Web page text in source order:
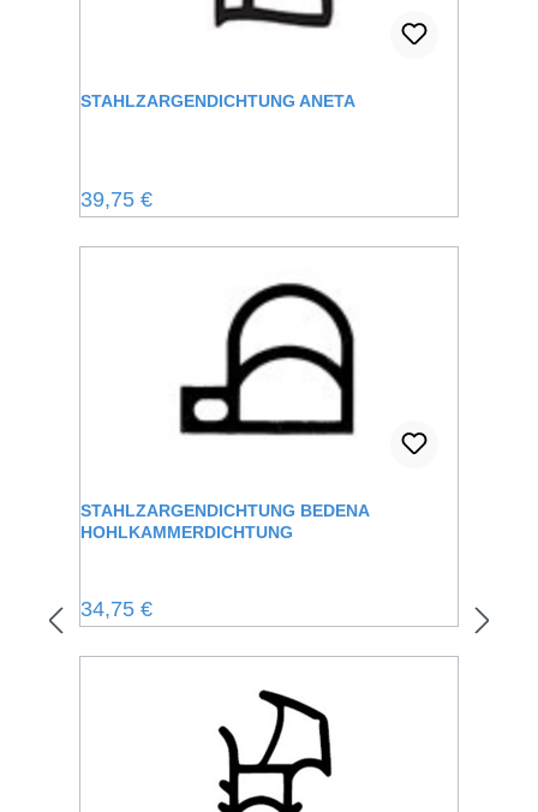
STAHLZARGENDICHTUNG ANETA
Regulärer Preis:
39,75 €
STAHLZARGENDICHTUNG BEDENA
HOHLKAMMERDICHTUNG
Regulärer Preis:
34,75 €